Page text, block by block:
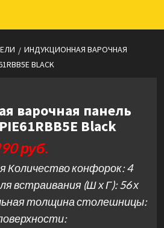
ИНДУКЦИОННАЯ ВАРОЧНАЯ
BLACK
варочная панель
Black
руб.
Количество конфорок: 4
встраивания (Ш х Г): 56 х
толщина столешницы: